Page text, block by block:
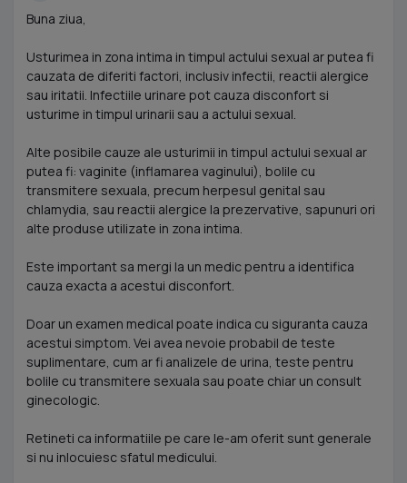
Buna ziua,
Usturimea in zona intima in timpul actului sexual ar putea fi
cauzata de diferiti factori, inclusiv infectii, reactii alergice
sau iritatii. Infectiile urinare pot cauza disconfort si
usturime in timpul urinarii sau a actului sexual.
Alte posibile cauze ale usturimii in timpul actului sexual ar
putea fi: vaginite (inflamarea vaginului), bolile cu
transmitere sexuala, precum herpesul genital sau
chlamydia, sau reactii alergice la prezervative, sapunuri ori
alte produse utilizate in zona intima.
Este important sa mergi la un medic pentru a identifica
cauza exacta a acestui disconfort.
Doar un examen medical poate indica cu siguranta cauza
acestui simptom. Vei avea nevoie probabil de teste
suplimentare, cum ar fi analizele de urina, teste pentru
bolile cu transmitere sexuala sau poate chiar un consult
ginecologic.
Retineti ca informatiile pe care le-am oferit sunt generale
si nu inlocuiesc sfatul medicului.